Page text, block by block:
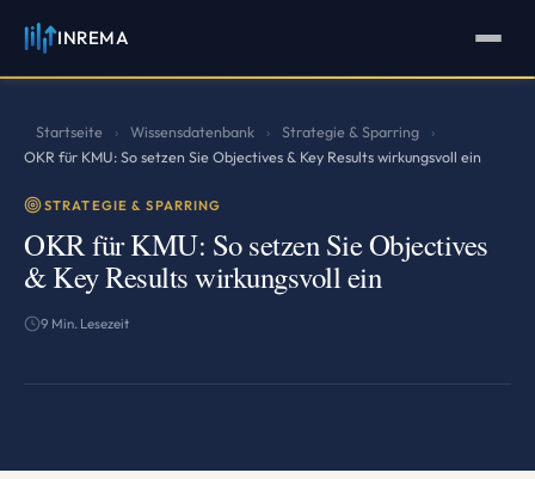
INREMA
Startseite › Wissensdatenbank › Strategie & Sparring
›
OKR für KMU: So setzen Sie Objectives & Key Results wirkungsvoll ein
STRATEGIE & SPARRING
OKR für KMU: So setzen Sie Objectives
& Key Results wirkungsvoll ein
9 Min. Lesezeit
INREMA